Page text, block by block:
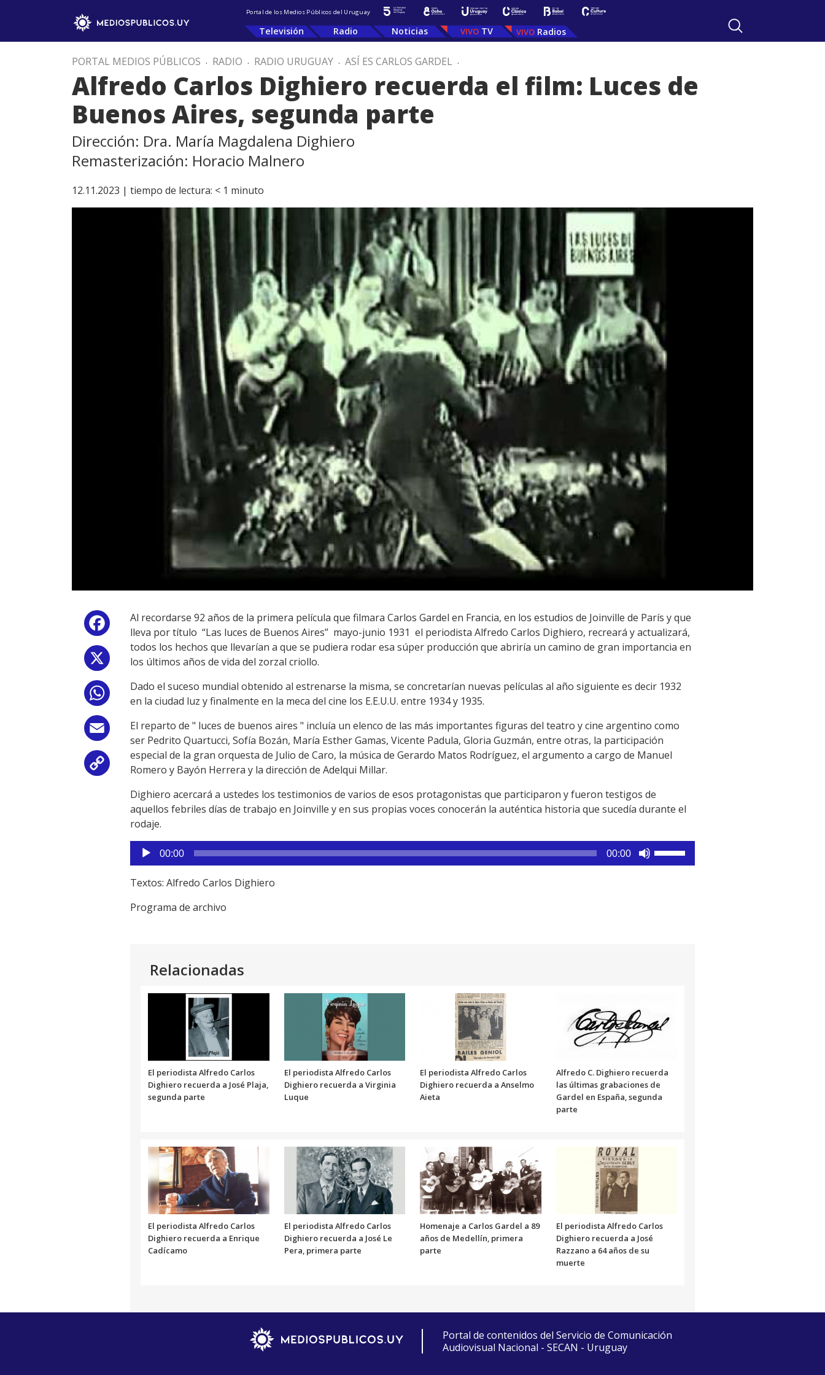
Portal de los Medios Públicos del Uruguay
Televisión Radio Noticias TV Radios
PORTAL MEDIOS PÚBLICOS . RADIO . RADIO URUGUAY . ASÍ ES CARLOS GARDEL .
Alfredo Carlos Dighiero recuerda el film: Luces de
Buenos Aires, segunda parte
Dirección: Dra. María Magdalena Dighiero
Remasterización: Horacio Malnero
12.11.2023 | tiempo de lectura: < 1 minuto
Facebook
WhatsApp
Email
Copy
Link
Al recordarse 92 años de la primera película que filmara Carlos Gardel en Francia, en los estudios de Joinville de París y que
lleva por título “Las luces de Buenos Aires” mayo-junio 1931 el periodista Alfredo Carlos Dighiero, recreará y actualizará,
todos los hechos que llevarían a que se pudiera rodar esa súper producción que abriría un camino de gran importancia en
los últimos años de vida del zorzal criollo.
Dado el suceso mundial obtenido al estrenarse la misma, se concretarían nuevas películas al año siguiente es decir 1932
en la ciudad luz y finalmente en la meca del cine los E.E.U.U. entre 1934 y 1935.
El reparto de " luces de buenos aires " incluía un elenco de las más importantes figuras del teatro y cine argentino como
ser Pedrito Quartucci, Sofía Bozán, María Esther Gamas, Vicente Padula, Gloria Guzmán, entre otras, la participación
especial de la gran orquesta de Julio de Caro, la música de Gerardo Matos Rodríguez, el argumento a cargo de Manuel
Romero y Bayón Herrera y la dirección de Adelqui Millar.
Dighiero acercará a ustedes los testimonios de varios de esos protagonistas que participaron y fueron testigos de
aquellos febriles días de trabajo en Joinville y en sus propias voces conocerán la auténtica historia que sucedía durante el
rodaje.
Reproductor
de
audio
00:00 00:00
Textos: Alfredo Carlos Dighiero
Programa de archivo
Relacionadas
El periodista Alfredo Carlos
Dighiero recuerda a José Plaja,
segunda parte
El periodista Alfredo Carlos
Dighiero recuerda a Virginia
Luque
El periodista Alfredo Carlos
Dighiero recuerda a Anselmo
Aieta
Alfredo C. Dighiero recuerda
las últimas grabaciones de
Gardel en España, segunda
parte
El periodista Alfredo Carlos
Dighiero recuerda a Enrique
Cadícamo
El periodista Alfredo Carlos
Dighiero recuerda a José Le
Pera, primera parte
Homenaje a Carlos Gardel a 89
años de Medellín, primera
parte
El periodista Alfredo Carlos
Dighiero recuerda a José
Razzano a 64 años de su
muerte
Portal de contenidos del Servicio de Comunicación
Audiovisual Nacional - SECAN - Uruguay